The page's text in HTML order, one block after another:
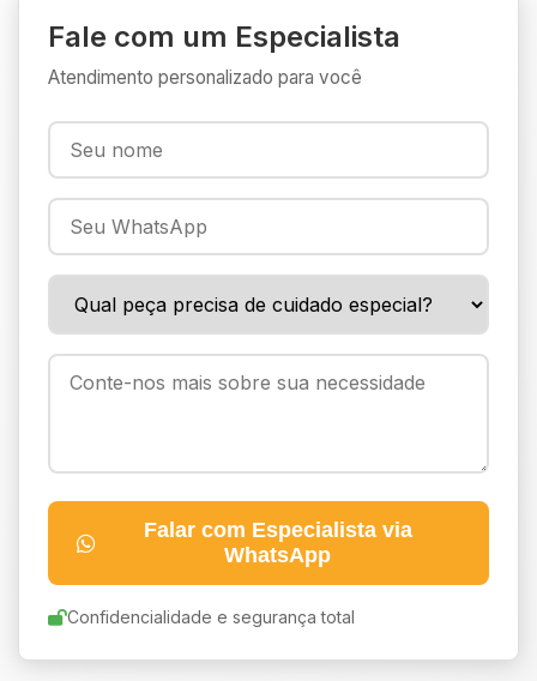
Fale com um Especialista
Atendimento personalizado para você
Falar com Especialista via
WhatsApp
Confidencialidade e segurança total